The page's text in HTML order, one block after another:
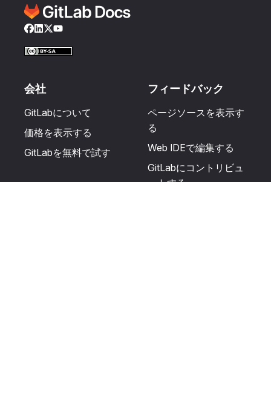
Facebook
LinkedIn
Twitter
YouTube
会社
GitLabについて
価格を表示する
GitLabを無料で試す
フィードバック
ページソースを表示す
る
Web IDEで編集する
GitLabにコントリビュ
ートする